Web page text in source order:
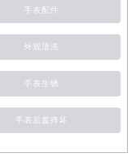
手表配件
外观清洗
手表生锈
手表后盖摔坏